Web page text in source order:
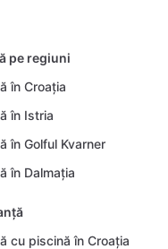
pe regiuni
în Croația
în Istria
în Golful Kvarner
în Dalmația
cu piscină în Croația